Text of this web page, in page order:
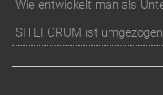
SITEFORUM ist umgezogen